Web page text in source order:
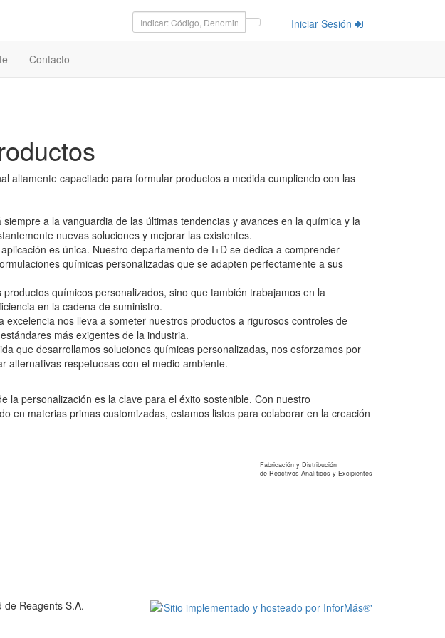
Iniciar Sesión
Contacto
altamente capacitado para formular productos a medida cumpliendo con las
a la vanguardia de las últimas tendencias y avances en la química y la
nuevas soluciones y mejorar las existentes.
es única. Nuestro departamento de I+D se dedica a comprender
químicas personalizadas que se adapten perfectamente a sus
productos químicos personalizados, sino que también trabajamos en la
en la cadena de suministro.
excelencia nos lleva a someter nuestros productos a rigurosos controles de
más exigentes de la industria.
que desarrollamos soluciones químicas personalizadas, nos esforzamos por
alternativas respetuosas con el medio ambiente.
la personalización es la clave para el éxito sostenible. Con nuestro
en materias primas customizadas, estamos listos para colaborar en la creación
Fabricación y Distribución
de Reactivos Analíticos y Excipientes
Reagents S.A.